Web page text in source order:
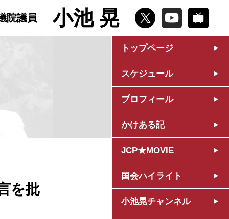
院議員 小池 晃
トップページ
スケジュール
プロフィール
かけある記
JCP★MOVIE
国会ハイライト
小池晃チャンネル
を批